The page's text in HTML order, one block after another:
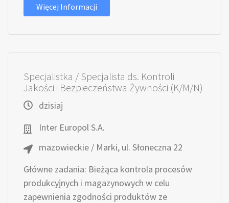
Więcej Informacji
Specjalistka / Specjalista ds. Kontroli
Jakości i Bezpieczeństwa Żywności (K/M/N)
dzisiaj
Inter Europol S.A.
mazowieckie / Marki, ul. Słoneczna 22
Główne zadania: Bieżąca kontrola procesów
produkcyjnych i magazynowych w celu
zapewnienia zgodności produktów ze